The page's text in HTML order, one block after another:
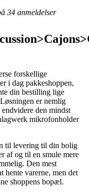
34 anmeldelser
forskellige
i dag pakkeshoppen,
din bestilling lige
er nemlig
den mindst
mikrofonholder
til levering til din bolig
af og til en smule mere
Den mest
hente varerne, men det
shoppens bopæl.